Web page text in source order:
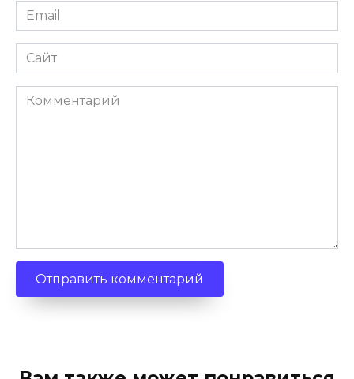
Email
*
Сайт
Комментарий